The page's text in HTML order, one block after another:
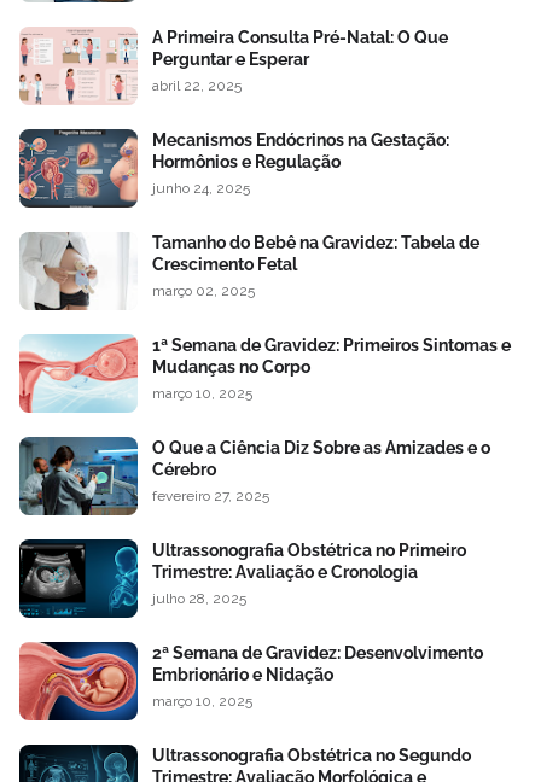
A Primeira Consulta Pré-Natal: O Que
Perguntar e Esperar
abril 22, 2025
Mecanismos Endócrinos na Gestação:
Hormônios e Regulação
junho 24, 2025
Tamanho do Bebê na Gravidez: Tabela de
Crescimento Fetal
março 02, 2025
1ª Semana de Gravidez: Primeiros Sintomas e
Mudanças no Corpo
março 10, 2025
O Que a Ciência Diz Sobre as Amizades e o
Cérebro
fevereiro 27, 2025
Ultrassonografia Obstétrica no Primeiro
Trimestre: Avaliação e Cronologia
julho 28, 2025
2ª Semana de Gravidez: Desenvolvimento
Embrionário e Nidação
março 10, 2025
Ultrassonografia Obstétrica no Segundo
Trimestre: Avaliação Morfológica e